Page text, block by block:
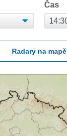
Čas
Radary na mapě